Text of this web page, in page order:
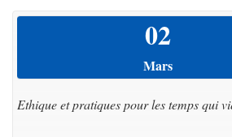
02
Mars
Ethique et pratiques pour les temps qui